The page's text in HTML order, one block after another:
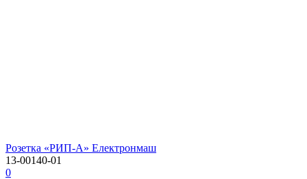
Розетка «РИП-А» Електронмаш
13-00140-01
0